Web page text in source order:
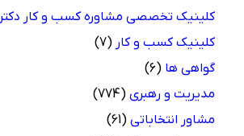
کلینیک تخصصی مشاوره کسب و کار دکتر میر
کلینیک کسب و کار (7)
گواهی ها (6)
مدیریت و رهبری (774)
مشاور انتخاباتی (61)